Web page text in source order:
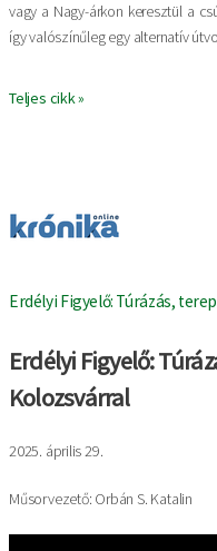
vagy a Nagy-árkon keresztül a
így valószínűleg egy alternatív
Teljes cikk »
Erdélyi Figyelő: Túrázás,
Erdélyi Figyelő:
Kolozsvárral
2025. április 29.
Műsorvezető: Orbán S. Katalin